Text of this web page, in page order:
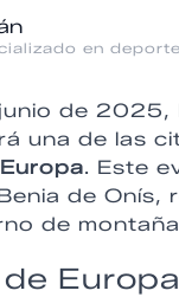
en
de 2025,
una de las
. Este
de
de
de